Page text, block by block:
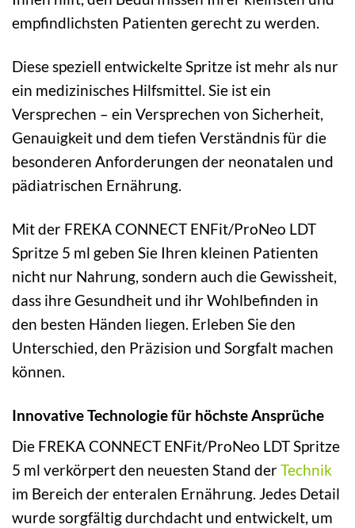
empfindlichsten Patienten gerecht zu werden.
Diese speziell entwickelte Spritze ist mehr als nur
ein medizinisches Hilfsmittel. Sie ist ein
Versprechen – ein Versprechen von Sicherheit,
Genauigkeit und dem tiefen Verständnis für die
besonderen Anforderungen der neonatalen und
pädiatrischen Ernährung.
Mit der FREKA CONNECT ENFit/ProNeo LDT
Spritze 5 ml geben Sie Ihren kleinen Patienten
nicht nur Nahrung, sondern auch die Gewissheit,
dass ihre Gesundheit und ihr Wohlbefinden in
den besten Händen liegen. Erleben Sie den
Unterschied, den Präzision und Sorgfalt machen
können.
Innovative Technologie für höchste Ansprüche
Die FREKA CONNECT ENFit/ProNeo LDT Spritze
5 ml verkörpert den neuesten Stand derTechnik
im Bereich der enteralen Ernährung. Jedes Detail
wurde sorgfältig durchdacht und entwickelt, um